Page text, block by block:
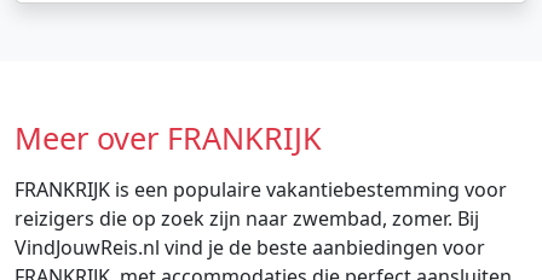
Meer over FRANKRIJK
FRANKRIJK is een populaire vakantiebestemming voor
reizigers die op zoek zijn naar zwembad, zomer. Bij
VindJouwReis.nl vind je de beste aanbiedingen voor